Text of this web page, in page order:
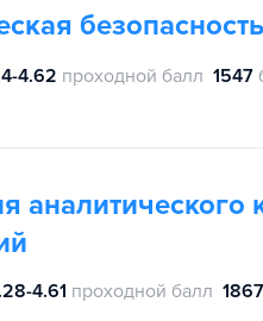
4.62 проходной балл 1547
аналитического
4.61 проходной балл 1867